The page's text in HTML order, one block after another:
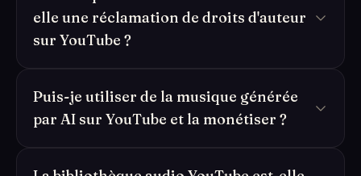
elle une réclamation de droits d'auteur
sur YouTube ?
Puis-je utiliser de la musique générée
par AI sur YouTube et la monétiser ?